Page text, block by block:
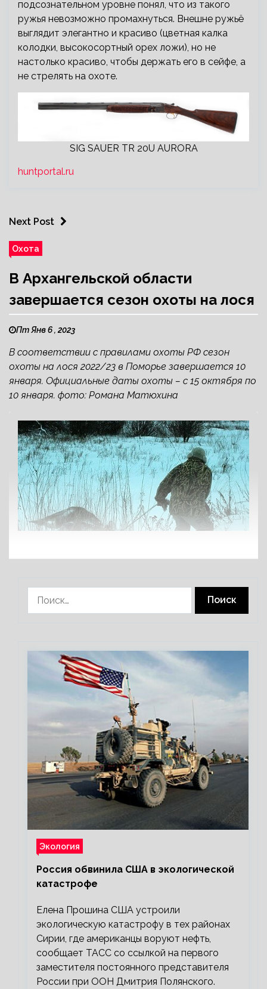
подсознательном уровне понял, что из такого
ружья невозможно промахнуться. Внешне ружьё
выглядит элегантно и красиво (цветная калка
колодки, высокосортный орех ложи), но не
настолько красиво, чтобы держать его в сейфе, а
не стрелять на охоте.
SIG SAUER TR 20U AURORA
huntportal.ru
Next Post
Охота
В Архангельской области
завершается сезон охоты на лося
Пт Янв 6 , 2023
В соответствии с правилами охоты РФ сезон
охоты на лося 2022/23 в Поморье завершается 10
января. Официальные даты охоты – с 15 октября по
10 января. фото: Романа Матюхина
Экология
Россия обвинила США в экологической
катастрофе
Елена Прошина США устроили
экологическую катастрофу в тех районах
Сирии, где американцы воруют нефть,
сообщает ТАСС со ссылкой на первого
заместителя постоянного представителя
России при ООН Дмитрия Полянского.